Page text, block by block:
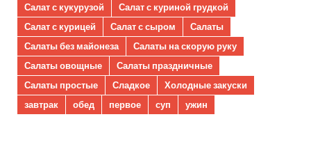
Салат с кукурузой
Салат с куриной грудкой
Салат с курицей
Салат с сыром
Салаты
Салаты без майонеза
Салаты на скорую руку
Салаты овощные
Салаты праздничные
Салаты простые
Сладкое
Холодные закуски
завтрак
обед первое суп ужин